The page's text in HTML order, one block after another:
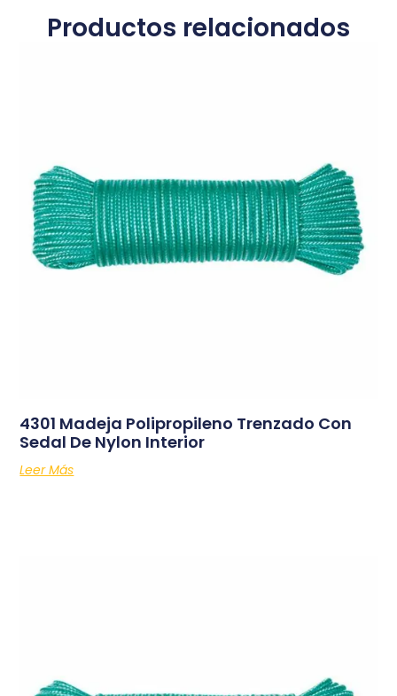
Productos relacionados
4301 Madeja Polipropileno Trenzado Con
Sedal De Nylon Interior
Leer Más